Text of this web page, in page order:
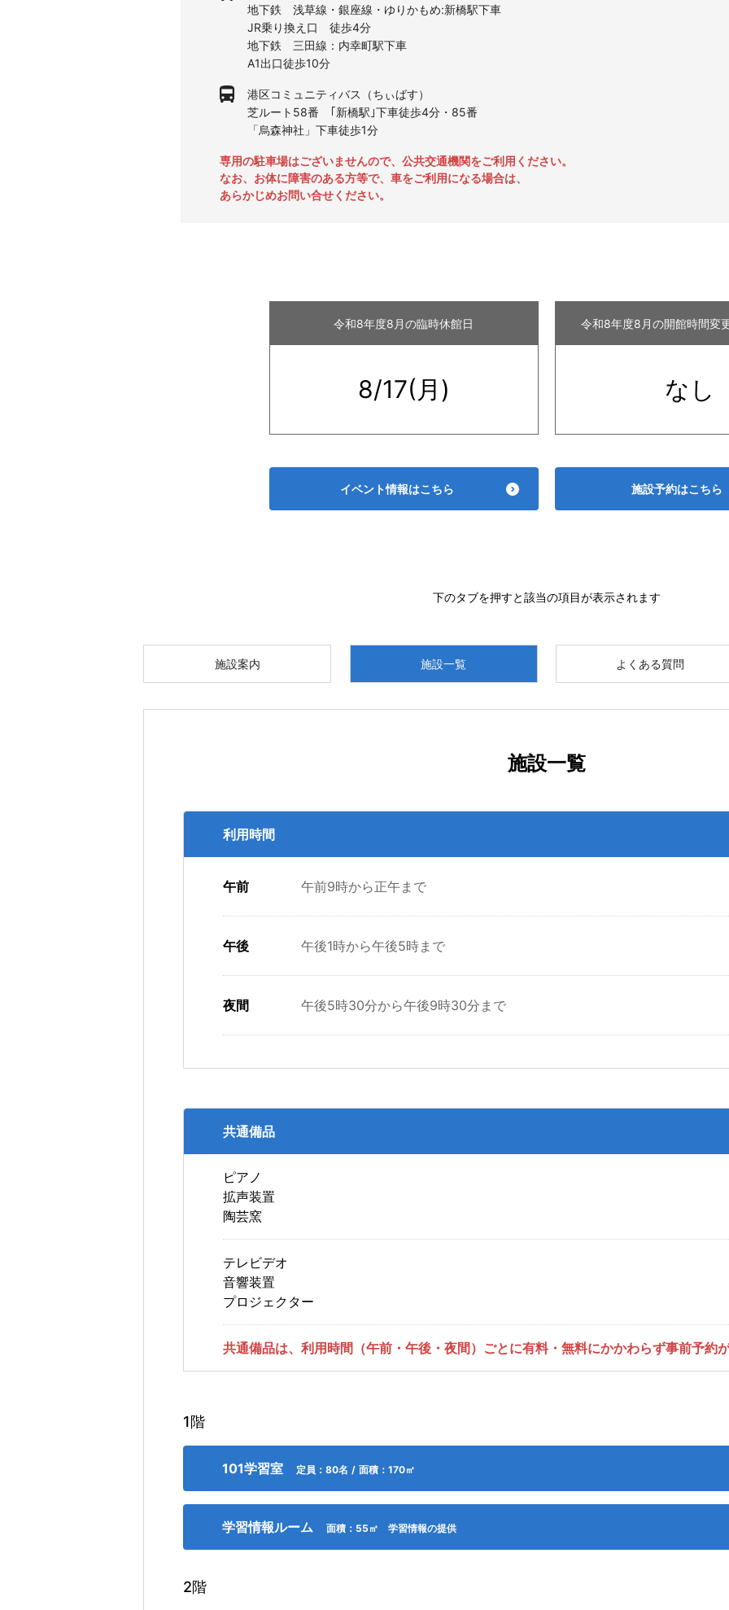
地下鉄 浅草線・銀座線・ゆりかもめ:新橋駅下車
JR乗り換え口 徒歩4分
地下鉄 三田線：内幸町駅下車
A1出口徒歩10分
港区コミュニティバス（ちぃばす）
芝ルート58番 ｢新橋駅｣下車徒歩4分・85番
「烏森神社」下車徒歩1分
専用の駐車場はございませんので、公共交通機関をご利用ください。
なお、お体に障害のある方等で、車をご利用になる場合は、
あらかじめお問い合せください。
令和8年度8月の臨時休館日
8/17(月)
令和8年度8月の開館時間変
なし
イベント情報はこちら 施設予約はこちら
下のタブを押すと該当の項目が表示されます
施設案内 施設一覧 よくある質問
施設一覧
利用時間
午前 午前9時から正午まで
午後 午後1時から午後5時まで
夜間 午後5時30分から午後9時30分まで
共通備品
ピアノ
拡声装置
陶芸窯
テレビデオ
音響装置
プロジェクター
共通備品は、利用時間（午前・午後・夜間）ごとに有料・無料にかかわらず事前予約が
1階
101学習室 定員：80名 / 面積：170㎡
学習情報ルーム 面積：55㎡ 学習情報の提供
2階